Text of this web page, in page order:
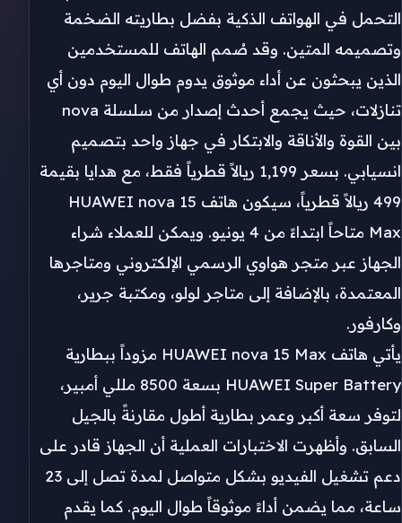
التحمل في الهواتف الذكية بفضل بطاريته الضخمة
وتصميمه المتين. وقد صُمم الهاتف للمستخدمين
الذين يبحثون عن أداء موثوق يدوم طوال اليوم دون أي
تنازلات، حيث يجمع أحدث إصدار من سلسلة nova
بين القوة والأناقة والابتكار في جهاز واحد بتصميم
انسيابي. بسعر 1,199 ريالاً قطرياً فقط، مع هدايا بقيمة
499 ريالاً قطرياً، سيكون هاتف HUAWEI nova 15
Max متاحاً ابتداءً من 4 يونيو. ويمكن للعملاء شراء
الجهاز عبر متجر هواوي الرسمي الإلكتروني ومتاجرها
المعتمدة، بالإضافة إلى متاجر لولو، ومكتبة جرير،
وكارفور.
يأتي هاتف HUAWEI nova 15 Max مزوداً ببطارية
HUAWEI Super Battery بسعة 8500 مللي أمبير،
لتوفر سعة أكبر وعمر بطارية أطول مقارنةً بالجيل
السابق. وأظهرت الاختبارات العملية أن الجهاز قادر على
دعم تشغيل الفيديو بشكل متواصل لمدة تصل إلى 23
ساعة، مما يضمن أداءً موثوقاً طوال اليوم. كما يقدم